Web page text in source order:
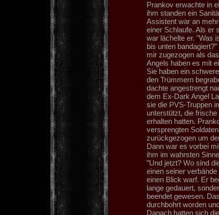
Prankov erwachte in
ihm standen ein
Assistent war an
einer Schlaufe. Als er
war lächelte er. "Was
bis unten
mir zugezogen als
Angels haben es mit
Sie haben ein
den Trümmern
dachte angestrengt
dem Ex-Dark Angel
sie die PVS-Truppen
unterstützt, die
erhalten hatten.
versprengten
zurückgezogen um
Dann war es vorbei
ihm im wahrsten
"Und jetzt? Wo sind
einen seiner
einen Blick warf. Er
lange gedauert,
beendet gewesen.
durchbohrt worden
Danach hatten sich